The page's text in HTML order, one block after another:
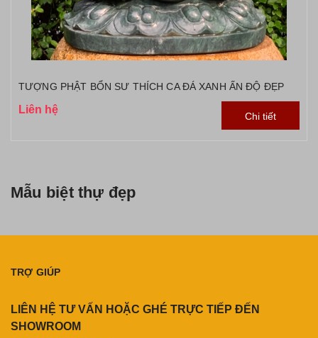
TƯỢNG PHẬT BỔN SƯ THÍCH CA ĐÁ XANH ẤN ĐỘ ĐẸP
Liên hệ
Chi tiết
Mẫu biệt thự đẹp
TRỢ GIÚP
LIÊN HỆ TƯ VẤN HOẶC GHÉ TRỰC TIẾP ĐẾN
SHOWROOM